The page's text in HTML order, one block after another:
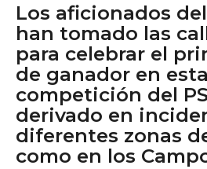
Los aficionados
han tomado las
para celebrar el
de ganador en esta
competición del
derivado en
diferentes zonas
como en los